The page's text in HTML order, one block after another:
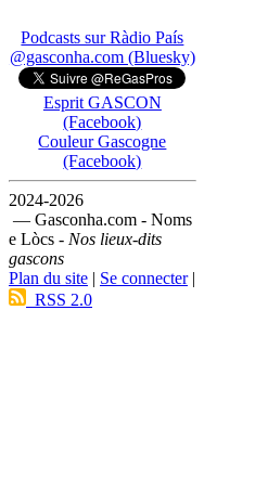
Podcasts sur Ràdio País
@gasconha.com (Bluesky)
Esprit GASCON
(Facebook)
Couleur Gascogne
(Facebook)
2024-2026
— Gasconha.com - Noms
e Lòcs - Nos lieux-dits
gascons
Plan du site | Se connecter|
RSS 2.0